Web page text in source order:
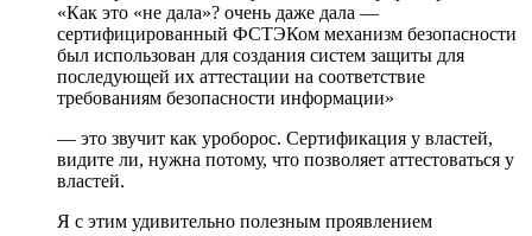
«Как это «не дала»? очень даже дала —
сертифицированный ФСТЭКом механизм безопасности
был использован для создания систем защиты для
последующей их аттестации на соответствие
требованиям безопасности информации»
— это звучит как уроборос. Сертификация у властей,
видите ли, нужна потому, что позволяет аттестоваться у
властей.
Я с этим удивительно полезным проявлением